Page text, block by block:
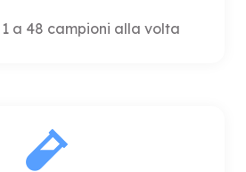
a 48 campioni alla volta